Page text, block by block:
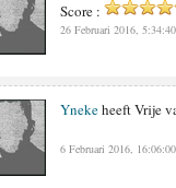
Score :
26 Februari 2016, 5:34:40
Ynekeheeft Vrije
6 Februari 2016, 16:06:00